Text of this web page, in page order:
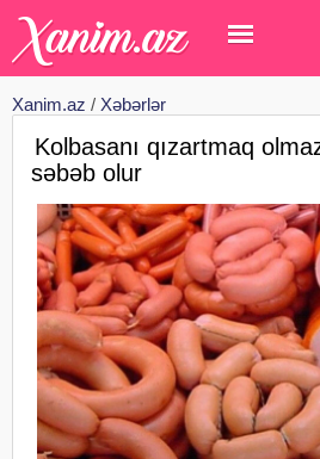
Xanim.az / Xəbərlər
Kolbasanı qızartmaq
səbəb olur